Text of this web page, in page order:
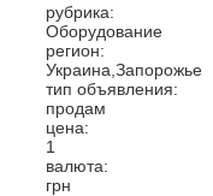
рубрика:
Оборудование
регион:
Украина,Запорожье
тип объявления:
продам
цена:
1
валюта:
грн